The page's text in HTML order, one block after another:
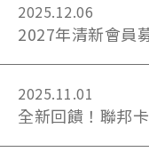
2025.12.06
2027年清新會員
2025.11.01
全新回饋！聯邦